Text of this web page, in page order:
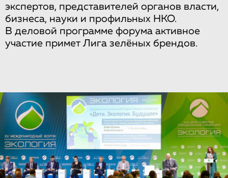
экспертов, представителей органов власти,
бизнеса, науки и профильных НКО.
В деловой программе форума активное
участие примет Лига зелёных брендов.